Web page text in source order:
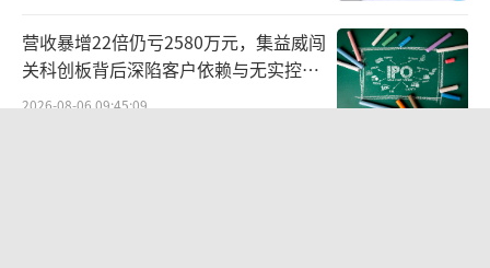
司多疾病领域商业化矩阵正式成型，彻底打破
单一赛道依赖。
营收暴增22倍仍亏2580万元，集益威闯
关科创板背后深陷客户依赖与无实控人
困局
2026-08-06 09:45:09